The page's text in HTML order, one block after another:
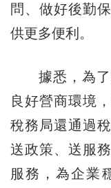
問、做好後勤
供更多便利。
據悉，為了
良好營商環境
稅務局還通過
送政策、送服
服務，為企業